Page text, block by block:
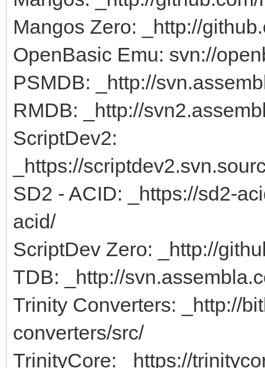
Mangos Zero: _http://
OpenBasic Emu: svn://
PSMDB: _http://
RMDB: _http://
ScriptDev2:
_https://
SD2 - ACID: _https://sd2-
acid/
ScriptDev Zero: _http://
TDB: _http://
Trinity Converters: _http://
converters/src/
TrinityCore: _https://